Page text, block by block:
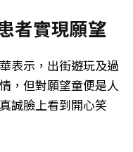
者實現願望
表示，出街遊玩及過
，但對願望童便是人
誠臉上看到開心笑